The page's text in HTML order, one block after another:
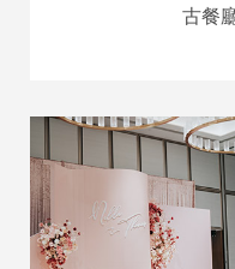
古餐